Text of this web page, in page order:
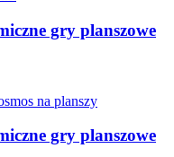
gry planszowe
gry planszowe